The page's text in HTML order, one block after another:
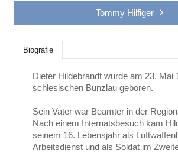
Tommy Hilfiger
Biografie
Dieter Hildebrandt wurde am 23. Mai
schlesischen Bunzlau geboren.
Sein Vater war Beamter in der
Nach einem Internatsbesuch kam
seinem 16. Lebensjahr als
Arbeitsdienst und als Soldat im